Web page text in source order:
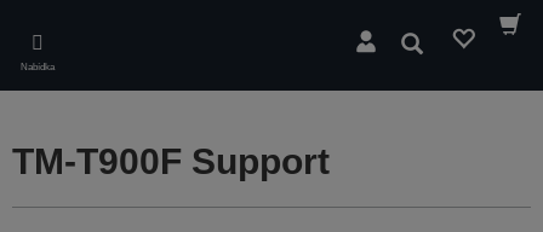
main
content
Nabídka
Hledat
TM-T900F Support